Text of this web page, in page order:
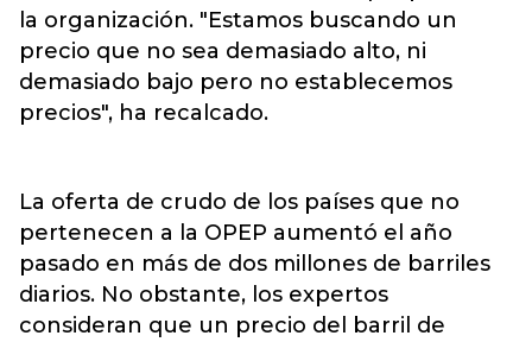
la organización. "Estamos buscando un
precio que no sea demasiado alto, ni
demasiado bajo pero no establecemos
precios", ha recalcado.
La oferta de crudo de los países que no
pertenecen a la OPEP aumentó el año
pasado en más de dos millones de barriles
diarios. No obstante, los expertos
consideran que un precio del barril de